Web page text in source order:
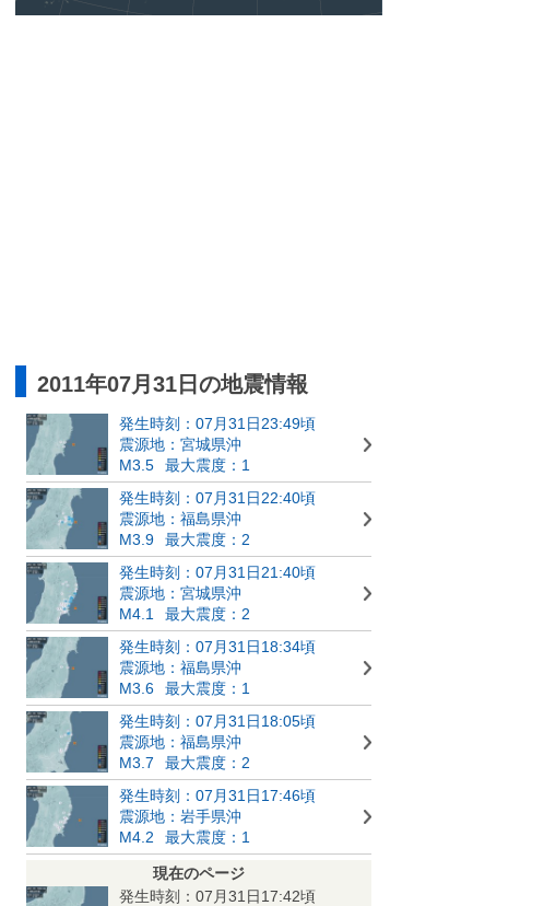
2011年07月31日の地震情報
発生時刻：07月31日23:49頃
震源地：宮城県沖
M3.5
最大震度：1
発生時刻：07月31日22:40頃
震源地：福島県沖
M3.9
最大震度：2
発生時刻：07月31日21:40頃
震源地：宮城県沖
M4.1
最大震度：2
発生時刻：07月31日18:34頃
震源地：福島県沖
M3.6
最大震度：1
発生時刻：07月31日18:05頃
震源地：福島県沖
M3.7
最大震度：2
発生時刻：07月31日17:46頃
震源地：岩手県沖
M4.2
最大震度：1
現在のページ
発生時刻：07月31日17:42頃